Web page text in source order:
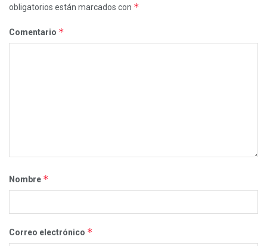
obligatorios están marcados con *
Comentario *
Nombre *
Correo electrónico *